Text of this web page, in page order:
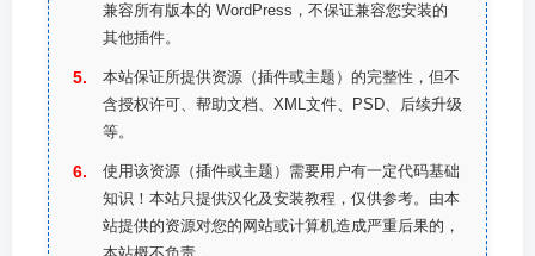
兼容所有版本的 WordPress，不保证兼容您安装的
其他插件。
本站保证所提供资源（插件或主题）的完整性，但不
含授权许可、帮助文档、XML文件、PSD、后续升级
等。
使用该资源（插件或主题）需要用户有一定代码基础
知识！本站只提供汉化及安装教程，仅供参考。由本
站提供的资源对您的网站或计算机造成严重后果的，